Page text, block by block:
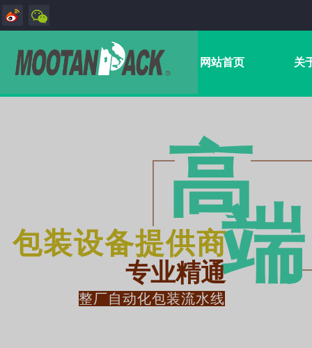
网站首页 关
包装设备提供商
高
专业精通端​
整厂自动化包装流水线